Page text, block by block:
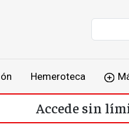
Hemeroteca
Accede sin